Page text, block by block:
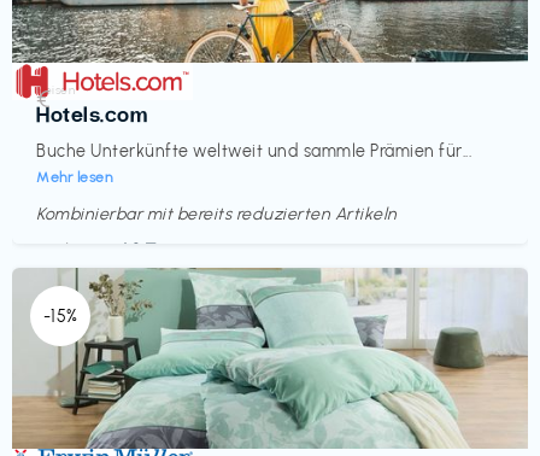
Reisen
Hotels.com
Buche Unterkünfte weltweit und sammle Prämien für...
Mehr lesen
€‎
Kombinierbar mit bereits reduzierten Artikeln
Endet in
<60 Tagen
-15%